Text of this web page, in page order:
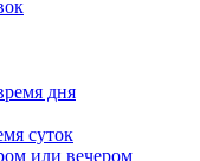
суток